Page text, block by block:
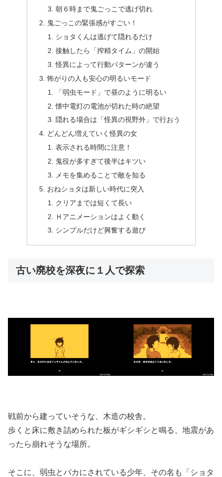
朝６時まで鬼ごっこで逃げ切れ
鬼ごっこの緊張感がすごい！
ショタくんは逃げて隠れるだけ
接触したら「搾精タイム」の開始
怪異によって行動パターンが違う
怖がりの人も安心の明るいモード
「弱虫モード」で昼のように明るい
懐中電灯の電池が切れた時の絶望
隠れる場合は「怪異の視野外」で行おう
どんどん増えていく怪異の女
表示される時間に注意！
鬼役が多すぎて後半はキツい
メモを集めることで敵を知る
おねショタは新しい時代に突入
クリアまでは短くて長い
Ｈアニメーションはよく動く
シンプルだけど興奮する遊び
古い廃校を深夜に１人で探索
戦前から建っていそうな、木造の校舎。
歩くと床に敷き詰められた板がギシギシと鳴る、地震があ
ったら崩れそうな場所。
そこに、弱虫とバカにされている少年、その名も「ショタ